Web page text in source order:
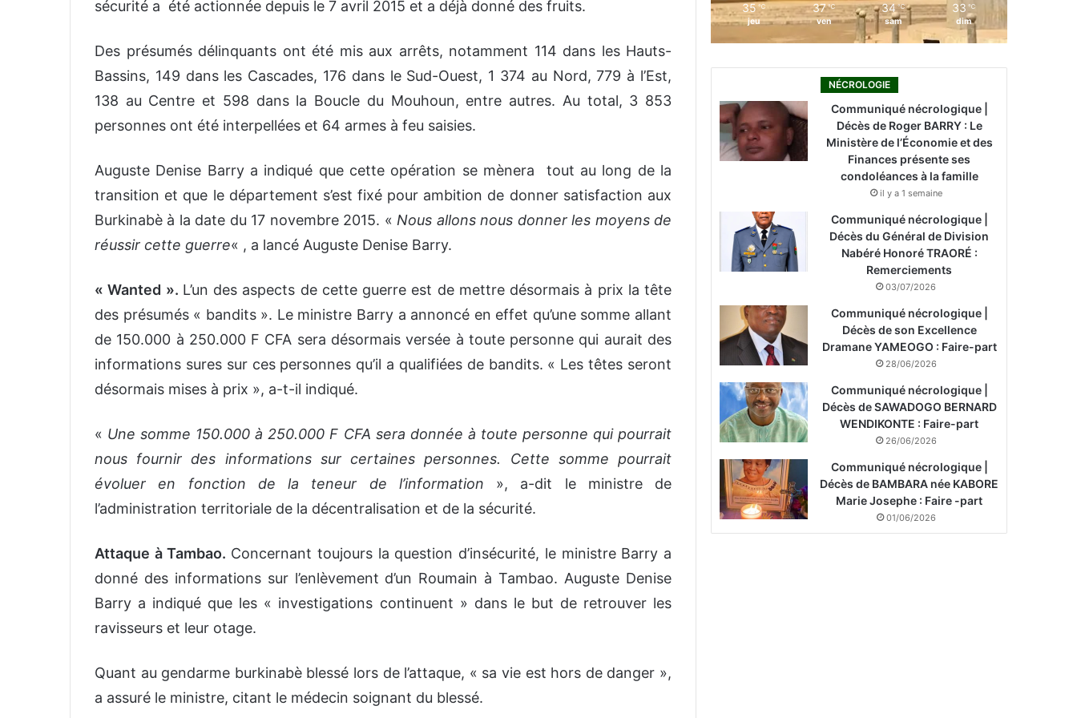
sécurité a été actionnée depuis le 7 avril 2015 et a déjà donné des fruits.
Des présumés délinquants ont été mis aux arrêts, notamment 114 dans les Hauts-
Bassins, 149 dans les Cascades, 176 dans le Sud-Ouest, 1 374 au Nord, 779 à l’Est,
138 au Centre et 598 dans la Boucle du Mouhoun, entre autres. Au total, 3 853
personnes ont été interpellées et 64 armes à feu saisies.
Auguste Denise Barry a indiqué que cette opération se mènera tout au long de la
transition et que le département s’est fixé pour ambition de donner satisfaction aux
Burkinabè à la date du 17 novembre 2015. « Nous allons nous donner les moyens de
réussir cette guerre« , a lancé Auguste Denise Barry.
« Wanted ». L’un des aspects de cette guerre est de mettre désormais à prix la tête
des présumés « bandits ». Le ministre Barry a annoncé en effet qu’une somme allant
de 150.000 à 250.000 F CFA sera désormais versée à toute personne qui aurait des
informations sures sur ces personnes qu’il a qualifiées de bandits. « Les têtes seront
désormais mises à prix », a-t-il indiqué.
« Une somme 150.000 à 250.000 F CFA sera donnée à toute personne qui pourrait
nous fournir des informations sur certaines personnes. Cette somme pourrait
évoluer en fonction de la teneur de l’information », a-dit le ministre de
l’administration territoriale de la décentralisation et de la sécurité.
Attaque à Tambao. Concernant toujours la question d’insécurité, le ministre Barry a
donné des informations sur l’enlèvement d’un Roumain à Tambao. Auguste Denise
Barry a indiqué que les « investigations continuent » dans le but de retrouver les
ravisseurs et leur otage.
Quant au gendarme burkinabè blessé lors de l’attaque, « sa vie est hors de danger »,
a assuré le ministre, citant le médecin soignant du blessé.
35 ℃
jeu
37 ℃
ven
34 ℃
sam
33 ℃
dim
NÉCROLOGIE
Communiqué nécrologique |
Décès de Roger BARRY : Le
Ministère de l’Économie et des
Finances présente ses
condoléances à la famille
il y a 1 semaine
Communiqué nécrologique |
Décès du Général de Division
Nabéré Honoré TRAORÉ :
Remerciements
03/07/2026
Communiqué nécrologique |
Décès de son Excellence
Dramane YAMEOGO : Faire-part
28/06/2026
Communiqué nécrologique |
Décès de SAWADOGO BERNARD
WENDIKONTE : Faire-part
26/06/2026
Communiqué nécrologique |
Décès de BAMBARA née KABORE
Marie Josephe : Faire -part
01/06/2026